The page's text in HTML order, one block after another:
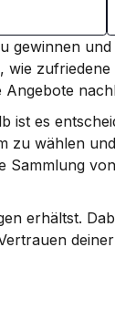
gewinnen
wie
ist es
zu wählen
Sammlung
erhältst.